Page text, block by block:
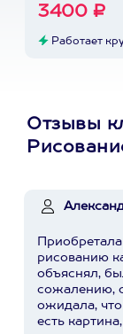
3400 ₽
Работает
Отзывы
рисованию
объяснял,
сожалению,
ожидала, что
есть